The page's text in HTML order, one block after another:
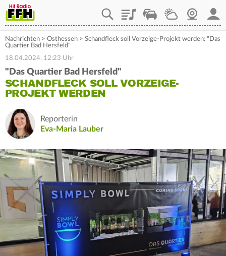
PlaylistStaupilotWetterWebcam
Nachrichten > Osthessen > Schandfleck soll Vorzeige-Projekt werden: "Das
Quartier Bad Hersfeld"
18.04.2024, 12:23 Uhr
"Das Quartier Bad Hersfeld"
SCHANDFLECK SOLL VORZEIGE-
PROJEKT WERDEN
Reporterin
Eva-Maria Lauber